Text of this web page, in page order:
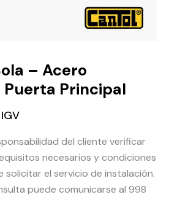
– Acero
Principal
del cliente verificar
necesarios y condiciones
solicitar el servicio de instalación.
puede comunicarse al 998